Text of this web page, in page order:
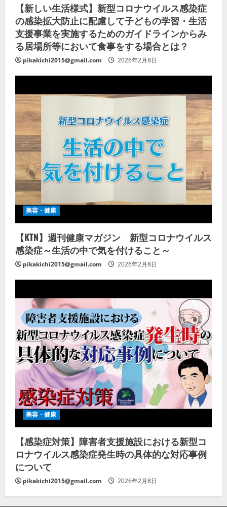
【新しい生活様式】新型コロナウイルス感染症
の感染拡大防止に配慮して子どもの学習・生活
支援事業を実施するためのガイドラインからみ
る居場所等において食事をする場合とは？
pikakichi2015@gmail.com 2026年2月8日
美容・健康
【KTN】週刊健康マガジン 新型コロナウイルス
感染症～生活の中で気を付けること～
pikakichi2015@gmail.com 2026年2月8日
美容・健康
【感染症対策】障害者支援施設における新型コ
ロナウイルス感染症発生時の具体的な対応事例
について
pikakichi2015@gmail.com 2026年2月8日